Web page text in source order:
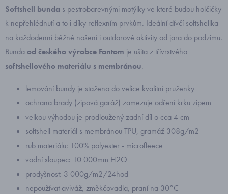
Softshell bunda s pestrobarevnými motýlky ve které budou holčičky
k nepřehlédnutí a to i díky reflexním prvkům. Ideální dívčí softshellka
na každodenní běžné nošení i outdorové aktivity od jara do podzimu.
Bunda od českého výrobce Fantom je ušita z třívrstvého
softshellového materiálu s membránou.
lemování bundy je staženo do velice kvalitní pruženky
ochrana brady (zipová garáž) zamezuje odření krku zipem
velkou výhodou je prodloužený zadní díl o cca 4 cm
softshell materiál s membránou TPU, gramáž 308g/m2
rub materiálu: 100% polyester - microfleece
vodní sloupec: 10 000mm H2O
prodyšnost: 3 000g/m2/24hod
nepoužívat aviváž, změkčovadla, praní na 30°C